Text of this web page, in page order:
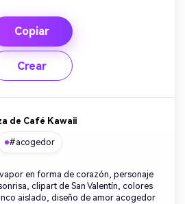
Copiar
Crear
de Café Kawaii
#acogedor
en forma de corazón, personaje
clipart de San Valentín, colores
aislado, diseño de amor acogedor